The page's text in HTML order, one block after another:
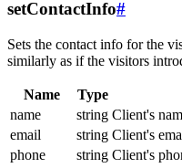
setContactInfo#
Sets the contact info for the
similarly as if the visitors
Name Type
name
string Client's
email
string Client's
phone
string Client's